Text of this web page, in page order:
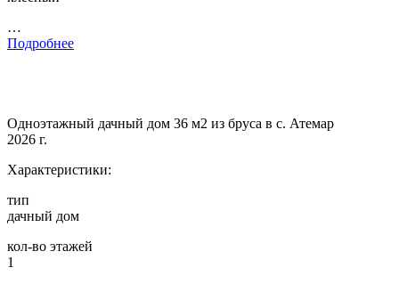
…
Подробнее
Одноэтажный дачный дом 36 м2 из бруса в с. Атемар
2026 г.
Характеристики:
тип
дачный дом
кол-во этажей
1